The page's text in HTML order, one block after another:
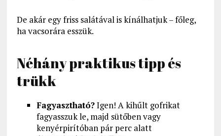
De akár egy friss salátával is kínálhatjuk – főleg,
ha vacsorára esszük.
Néhány praktikus tipp és
trükk
Fagyasztható?Igen! A kihűlt gofrikat
fagyasszuk le, majd sütőben vagy
kenyérpirítóban pár perc alatt